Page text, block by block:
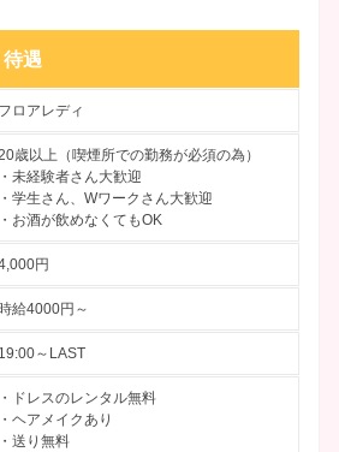
遇
フロアレディ
歳以上（喫煙所での勤務が必須の為）
・未経験者さん大歓迎
・学生さん、Wワークさん大歓迎
・お酒が飲めなくてもOK
円
給4000円～
19:00～LAST
・ドレスのレンタル無料
・ヘアメイクあり
・送り無料